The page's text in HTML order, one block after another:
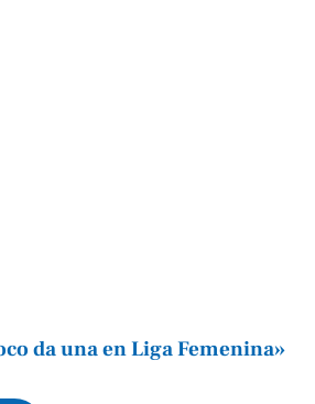
da una en Liga Femenina»